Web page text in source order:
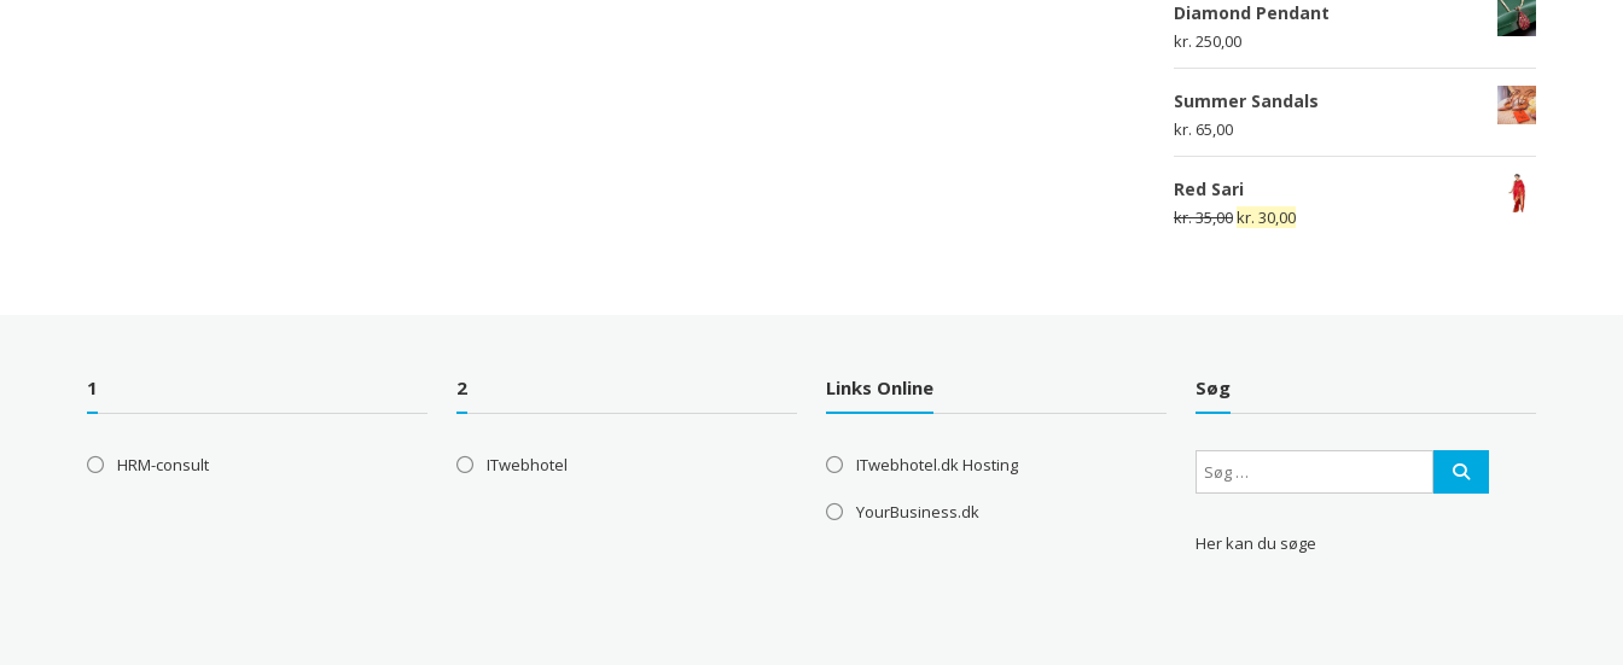
Diamond Pendant
kr. 250,00
Summer Sandals
kr. 65,00
Red Sari
kr.35,00Den
kr. 30,00Den
1
HRM-consult
2
ITwebhotel
Links Online
ITwebhotel.dk Hosting
YourBusiness.dk
Søg
Her kan du søge